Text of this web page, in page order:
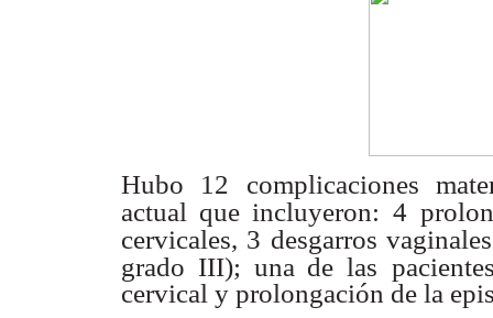
Hubo 12 complicaciones
actual que incluyeron: 4
cervicales, 3 desgarros
grado III); una de las
cervical y prolongación de la